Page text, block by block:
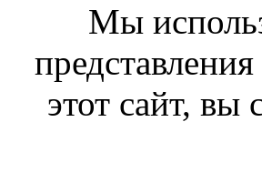
Мы
этот сайт, вы